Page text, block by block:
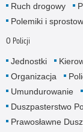
Ruch drogowy
Polemiki i
O Policji
Jednostki
Organizacja
Umundurowanie
Duszpasterstwo
Prawosławne